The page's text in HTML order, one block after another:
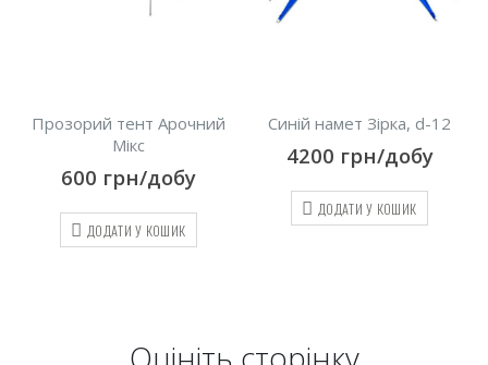
Прозорий тент Арочний
Мікс
600 грн/добу
ДОДАТИ У КОШИК
Синій намет Зірка, d-12
4200 грн/добу
ДОДАТИ У КОШИК